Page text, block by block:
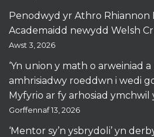
Penodwyd yr Athro Rhiannon
Academaidd newydd Welsh
Awst 3, 2026
‘Yn union y math o arweiniad
amhrisiadwy roeddwn i wedi
Myfyrio ar fy arhosiad ymchwil
Gorffennaf 13, 2026
‘Mentor sy’n ysbrydoli’ yn